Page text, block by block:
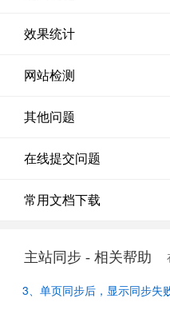
效果统计
网站检测
其他问题
在线提交问题
常用文档下载
主站同步 - 相关帮助
3、单页同步后，显示同步失